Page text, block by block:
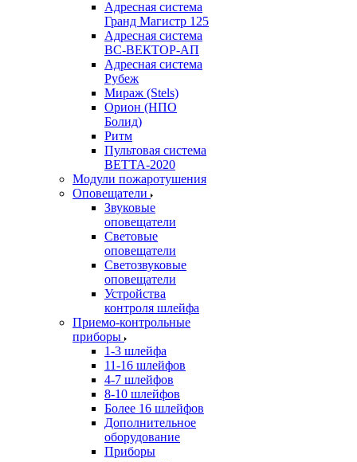
Адресная система
Гранд Магистр 125
Адресная система
ВС-ВЕКТОР-АП
Адресная система
Рубеж
Мираж (Stels)
Орион (НПО
Болид)
Ритм
Пультовая система
ВЕТТА-2020
Модули пожаротушения
Оповещатели
Звуковые
оповещатели
Световые
оповещатели
Светозвуковые
оповещатели
Устройства
контроля шлейфа
Приемо-контрольные
приборы
1-3 шлейфа
11-16 шлейфов
4-7 шлейфов
8-10 шлейфов
Более 16 шлейфов
Дополнительное
оборудование
Приборы